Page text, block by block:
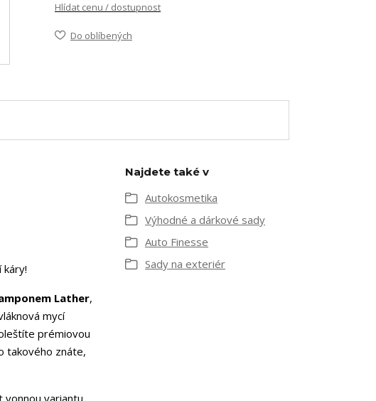
Hlídat cenu / dostupnost
Do oblíbených
Lather,
mycí
prémiovou
takového znáte,
vonnou variantu,
Najdete také v
Autokosmetika
Výhodné a dárkové sady
Auto Finesse
Sady na exteriér